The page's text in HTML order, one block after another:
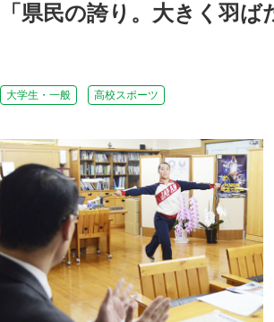
「県民の誇り。大きく羽ば
大学生・一般 高校スポーツ